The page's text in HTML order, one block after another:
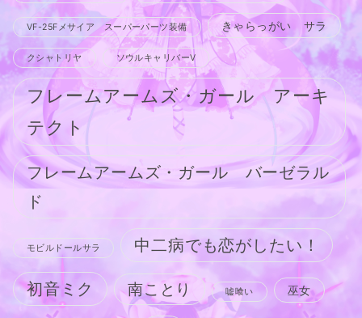
VF-25Fメサイア スーパーパーツ装備 きゃらっがい サラ
クシャトリヤ ソウルキャリバーV
フレームアームズ・ガール アーキ
テクト
フレームアームズ・ガール バーゼラル
ド
モビルドールサラ 中二病でも恋がしたい！
初音ミク 南ことり 嘘喰い 巫女